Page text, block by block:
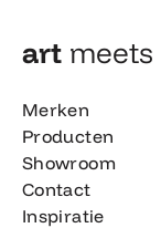
art meets
Merken
Producten
Showroom
Contact
Inspiratie